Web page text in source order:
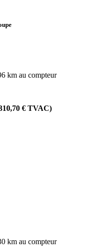
km au compteur
€ TVAC)
km au compteur